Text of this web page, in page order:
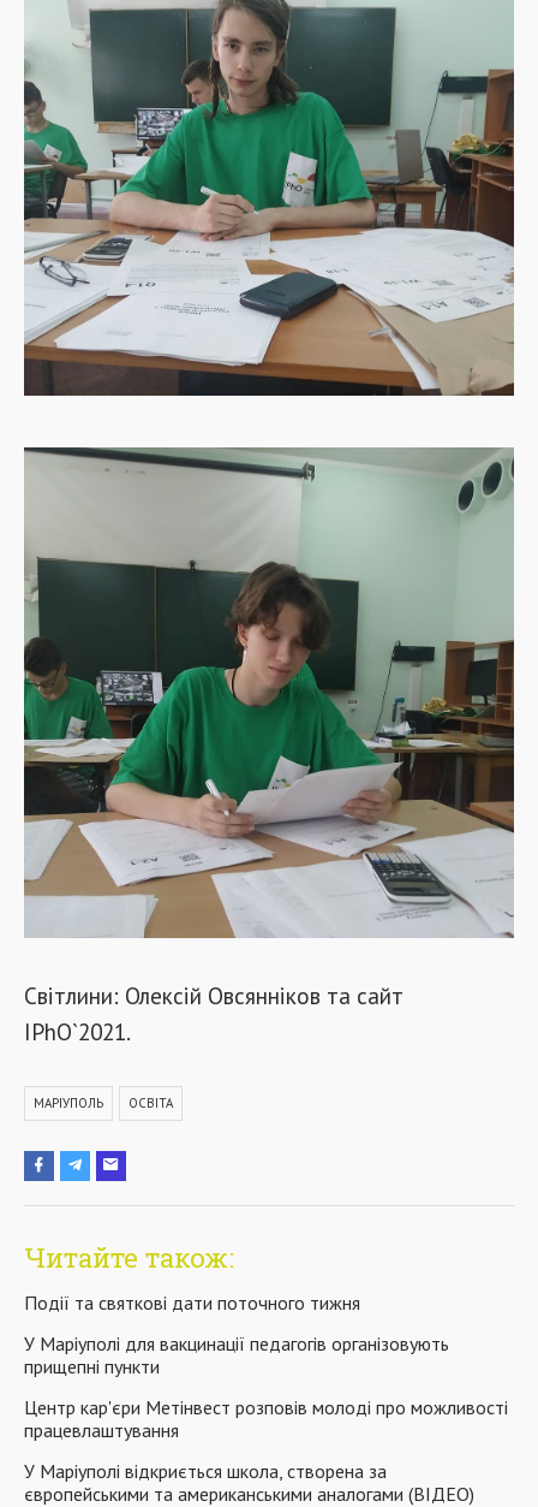
Світлини: Олексій Овсянніков та сайт
IPhO`2021.
МАРІУПОЛЬ ОСВІТА
Читайте також:
Події та святкові дати поточного тижня
У Маріуполі для вакцинації педагогів організовують
прищепні пункти
Центр кар'єри Метінвест розповів молоді про можливості
працевлаштування
У Маріуполі відкриється школа, створена за
європейськими та американськими аналогами (ВІДЕО)